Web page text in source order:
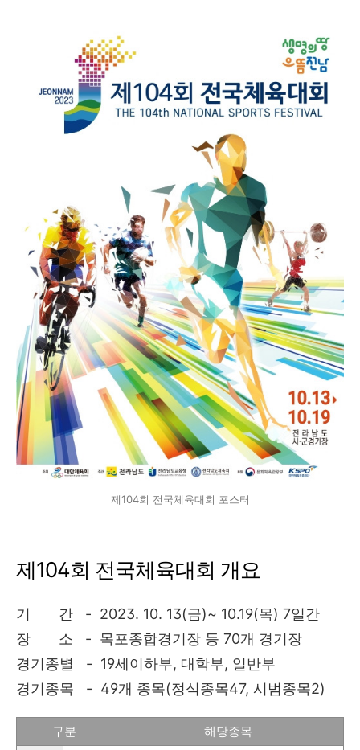
제104회 전국체육대회 포스터
제104회 전국체육대회 개요
기 간 - 2023. 10. 13(금)~ 10.19(목) 7일간
장 소 - 목포종합경기장 등 70개 경기장
경기종별 - 19세이하부, 대학부, 일반부
경기종목 - 49개 종목(정식종목47, 시범종목2)
구분 해당종목